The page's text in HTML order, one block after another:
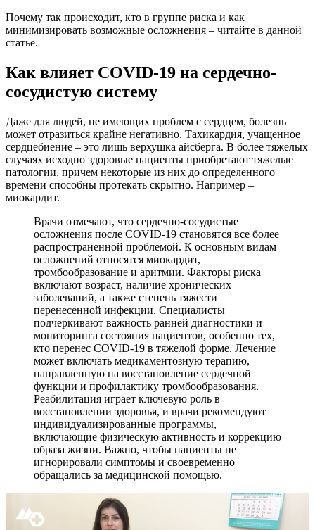
Почему так происходит, кто в группе риска и как
минимизировать возможные осложнения – читайте в данной
статье.
Как влияет COVID-19 на сердечно-
сосудистую систему
Даже для людей, не имеющих проблем с сердцем, болезнь
может отразиться крайне негативно. Тахикардия, учащенное
сердцебиение – это лишь верхушка айсберга. В более тяжелых
случаях исходно здоровые пациенты приобретают тяжелые
патологии, причем некоторые из них до определенного
времени способны протекать скрытно. Например –
миокардит.
Врачи отмечают, что сердечно-сосудистые
осложнения после COVID-19 становятся все более
распространенной проблемой. К основным видам
осложнений относятся миокардит,
тромбообразование и аритмии. Факторы риска
включают возраст, наличие хронических
заболеваний, а также степень тяжести
перенесенной инфекции. Специалисты
подчеркивают важность ранней диагностики и
мониторинга состояния пациентов, особенно тех,
кто перенес COVID-19 в тяжелой форме. Лечение
может включать медикаментозную терапию,
направленную на восстановление сердечной
функции и профилактику тромбообразования.
Реабилитация играет ключевую роль в
восстановлении здоровья, и врачи рекомендуют
индивидуализированные программы,
включающие физическую активность и коррекцию
образа жизни. Важно, чтобы пациенты не
игнорировали симптомы и своевременно
обращались за медицинской помощью.